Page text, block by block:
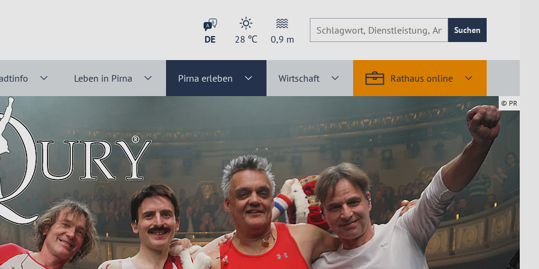
DE 28 ℃ 0,9 m
Suchen
Leben in Pirna Pirna erleben Wirtschaft Rathaus online
© PR